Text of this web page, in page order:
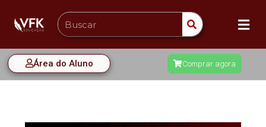
Área do Aluno Comprar agora